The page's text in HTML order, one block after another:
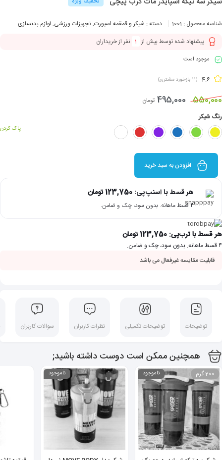
شناسه محصول : 1001 دسته : شیکر و قمقمه اسپورت,تجهیزات ورزشی, لوازم بدنسازی
پیشنهاد شده توسط بیش از 1 نفر از خریداران
موجود است
4.6
(
11 بازخورد مشتری)
550,000
495,000 تومان
رنگ شیکر
پاک کردن
افزودن به سبد خرید
هر قسط با اسنپ‌پی: 123,750تومان
۴ قسط ماهانه. بدون سود، چک و ضامن.
هر قسط با ترب‌پی: 123,750تومان
۴ قسط ماهانه. بدون سود، چک و ضامن.
قابلیت مقایسه غیرفعال می باشد
توضیحات توضیحات تکمیلی نظرات کاربران سوالات کاربران
همچنین ممکن است دوست داشته باشید;
ناموجود 200 گرم ناموجود